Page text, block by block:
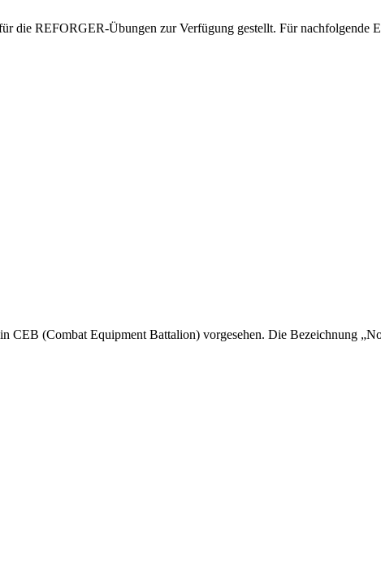
die REFORGER-Übungen zur Verfügung gestellt. Für nachfolgende
(Combat Equipment Battalion) vorgesehen. Die Bezeichnung